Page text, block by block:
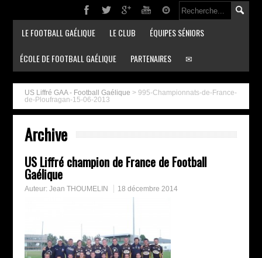
LE FOOTBALL GAÉLIQUE LE CLUB ÉQUIPES SÉNIORS
ÉCOLE DE FOOTBALL GAÉLIQUE PARTENAIRES ✉
US Liffré GAA - Football Gaélique >995-Championnats-de-France-
de-Ploufragan-15-06-2013
Archive
US Liffré champion de France de Football
Gaélique
Auteur:Jean THOUMELIN 18 décembre 2014